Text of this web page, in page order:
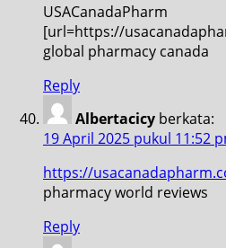
USACanadaPharm
[url=https://
global pharmacy canada
Reply
Albertacicy berkata:
19 April 2025 pukul 11:52
https://
pharmacy world reviews
Reply